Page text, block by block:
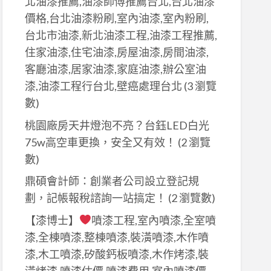
價格,台北油漆粉刷,室內油漆,室內粉刷,
台北市油漆,新北油漆工程,油漆工程推薦,
住家油漆,住宅油漆,房屋油漆,房間油漆,
客廳油漆,居家油漆,家庭油漆,辦公室油
漆,油漆工程行台北,壁癌處理台北 (3 瀏覽
數)
桃園廠房天井燈泡不亮？台鈺LED白光
75w高空車更換，安全又有效！ (2 瀏覽
數)
鼎碩會計師：創業者公司設立登記規
劃，記帳報稅諮詢一站搞定！ (2 瀏覽數)
【漆博士】
噴漆工程,室內噴漆,全室噴
漆,全棟噴漆,整棟噴漆,裝潢噴漆,木作噴
漆,木工噴漆,矽酸鈣板噴漆,木作烤漆,裝